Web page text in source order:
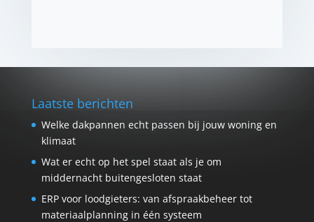
Laatste berichten
Welke dakpannen echt passen bij jouw woning en
klimaat
Wat er echt op het spel staat als je om
middernacht buitengesloten staat
ERP voor loodgieters: van afspraakbeheer tot
materiaalplanning in één systeem